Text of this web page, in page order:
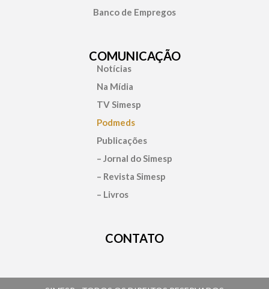
Banco de Empregos
COMUNICAÇÃO
Notícias
Na Mídia
TV Simesp
Podmeds
Publicações
– Jornal do Simesp
– Revista Simesp
– Livros
CONTATO